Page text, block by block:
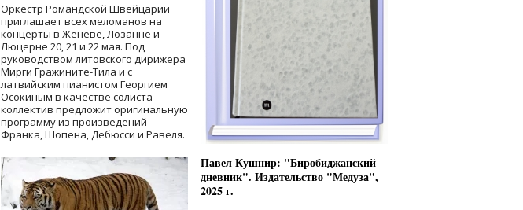
Оркестр Романдской Швейцарии
приглашает всех меломанов на
концерты в Женеве, Лозанне и
Люцерне 20, 21 и 22 мая. Под
руководством литовского дирижера
Мирги Гражините-Тила и с
латвийским пианистом Георгием
Осокиным в качестве солиста
коллектив предложит оригинальную
программу из произведений
Франка, Шопена, Дебюсси и Равеля.
Павел Кушнир: "Биробиджанский
дневник". Издательство "Медуза",
2025 г.